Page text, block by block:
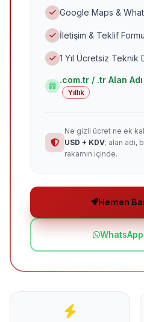
Google Maps &
İletişim & Teklif Formu
1 Yıl Ücretsiz Teknik
.com.tr / .tr Alan
Yıllık
Ne gizli ücret ne ek
USD + KDV; alan adı,
rakamın içinde.
Hemen